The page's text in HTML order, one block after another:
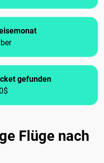
gefunden
Flüge nach